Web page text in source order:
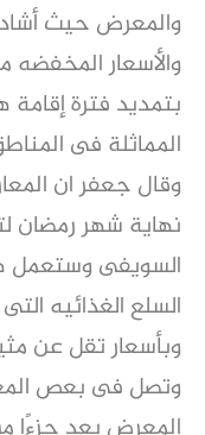
والمعرض حيث
والأسعار المخفضه
بتمديد فترة إقامة
المماثلة فى
وقال جعفر ان
نهاية شهر رمضان
السويفى وستعمل
السلع الغذائيه